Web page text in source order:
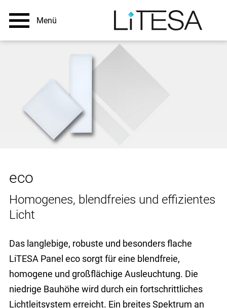
eco
Homogenes, blendfreies und effizientes
Licht
Das langlebige, robuste und besonders flache
LiTESA Panel eco sorgt für eine blendfreie,
homogene und großflächige Ausleuchtung. Die
niedrige Bauhöhe wird durch ein fortschrittliches
Lichtleitsystem erreicht. Ein breites Spektrum an